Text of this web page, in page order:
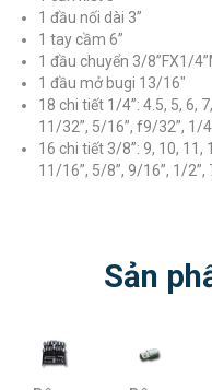
1 đầu nối dài 3”
1 tay cầm 6”
1 đầu chuyển 3/8”FX1/
1 đầu mở bugi 13/16″
18 chi tiết 1/4”: 4.5, 5, 6,
11/32”, 5/16”, f9/32”, 1/
16 chi tiết 3/8”: 9, 10, 11,
11/16”, 5/8”, 9/16”, 1/2”,
Sản